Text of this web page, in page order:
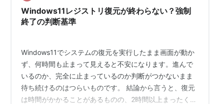
Windows11レジストリ復元が終わらない？強制
終了の判断基準
Windows11でシステムの復元を実行したまま画面が動か
ず、何時間も止まって見えると不安になります。進んで
いるのか、完全に止まっているのか判断がつかないまま
待ち続けるのはつらいものです。 結論から言うと、復元
は時間がかかることがあるものの、2時間以上まったく変